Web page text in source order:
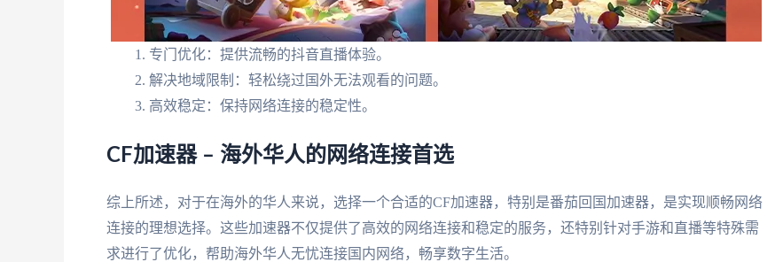
专门优化：提供流畅的抖音直播体验。
解决地域限制：轻松绕过国外无法观看的问题。
高效稳定：保持网络连接的稳定性。
CF加速器 – 海外华人的网络连接首选
综上所述，对于在海外的华人来说，选择一个合适的CF加速器，特别是番茄回国加速器，是实现顺畅网络
连接的理想选择。这些加速器不仅提供了高效的网络连接和稳定的服务，还特别针对手游和直播等特殊需
求进行了优化，帮助海外华人无忧连接国内网络，畅享数字生活。